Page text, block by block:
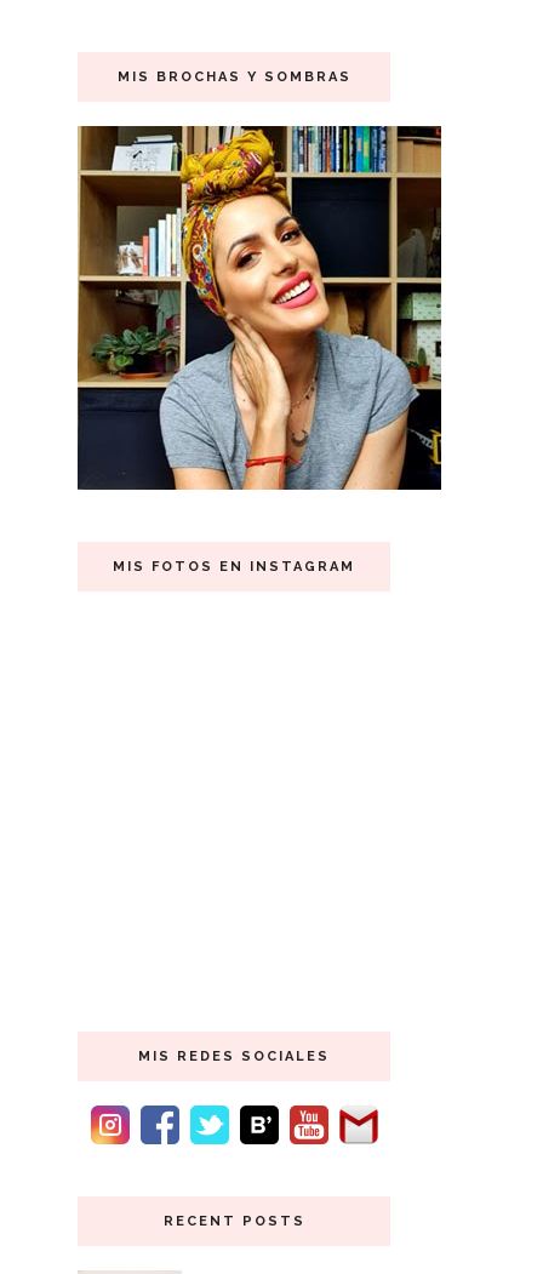
MIS BROCHAS Y SOMBRAS
MIS FOTOS EN INSTAGRAM
MIS REDES SOCIALES
RECENT POSTS